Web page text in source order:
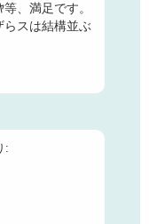
、満足です。
スは結構並ぶ
: